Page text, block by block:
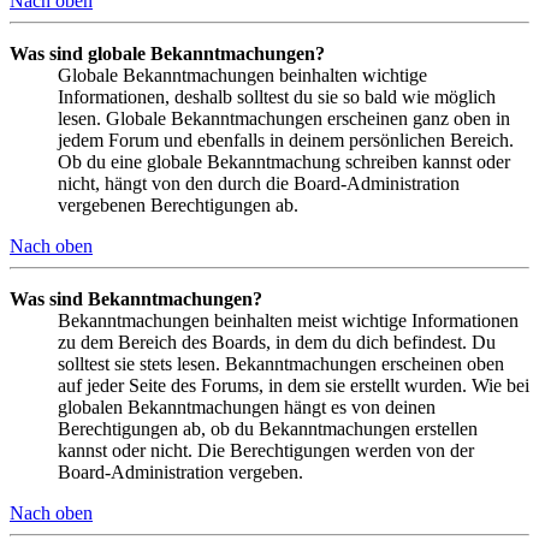
Was sind globale Bekanntmachungen?
Globale Bekanntmachungen beinhalten wichtige
Informationen, deshalb solltest du sie so bald wie möglich
lesen. Globale Bekanntmachungen erscheinen ganz oben in
jedem Forum und ebenfalls in deinem persönlichen Bereich.
Ob du eine globale Bekanntmachung schreiben kannst oder
nicht, hängt von den durch die Board-Administration
vergebenen Berechtigungen ab.
Nach oben
Was sind Bekanntmachungen?
Bekanntmachungen beinhalten meist wichtige Informationen
zu dem Bereich des Boards, in dem du dich befindest. Du
solltest sie stets lesen. Bekanntmachungen erscheinen oben
auf jeder Seite des Forums, in dem sie erstellt wurden. Wie bei
globalen Bekanntmachungen hängt es von deinen
Berechtigungen ab, ob du Bekanntmachungen erstellen
kannst oder nicht. Die Berechtigungen werden von der
Board-Administration vergeben.
Nach oben